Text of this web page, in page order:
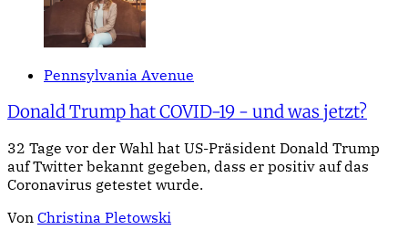
Pennsylvania Avenue
Donald Trump hat COVID-19 - und was jetzt?
32 Tage vor der Wahl hat US-Präsident Donald Trump
auf Twitter bekannt gegeben, dass er positiv auf das
Coronavirus getestet wurde.
Von Christina Pletowski